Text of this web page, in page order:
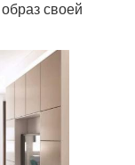
своей